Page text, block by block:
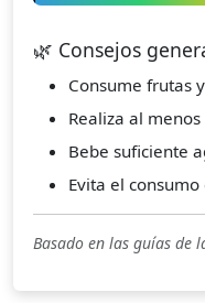
🌿 Consejos
Consume frutas
Realiza al
Bebe suficiente
Evita el consumo
Basado en las guías de